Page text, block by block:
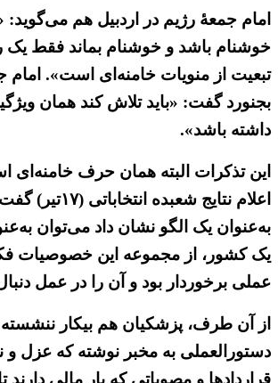
امام جمعهٔ رژیم در اردبیل هم
خوشنام باشد و خوشنام بماند فقط یک
تبعیت از منویات خامنه‌ای است». امام
بجنورد گفت: «باید تلاش کند همان
داشته باشد».
این تذکرات البته همان حرف خامنه‌ای
اعلام نتایج شعبده
به‌عنوان یک الگو نشان داد می‌توان
یک کشور، از مجموعه این خصوصیات
عملی برخوردار بود و آن را در عمل
از آن طرف، پزشکیان هم بیکار ننشسته
دستورالعملی به مخبر نوشته که عزل و
قراردادها و مصوباتی که بار مالی دارند